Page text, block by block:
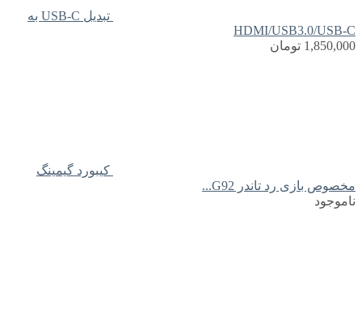
تبدیل USB-C به
HDMI/USB3.0/USB-C
1,850,000 تومان
کیبورد گیمینگ
مخصوص بازی رد تاندر G92...
ناموجود